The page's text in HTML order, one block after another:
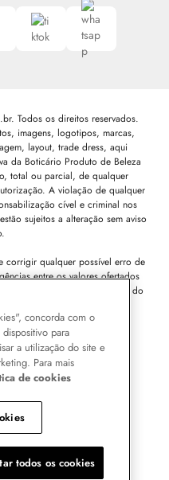
Todos os direitos reservados.
imagens, logotipos, marcas,
layout, trade dress, aqui
da Boticário Produto de Beleza
total ou parcial, de qualquer
A violação de qualquer
cível e criminal nos
sujeitos a alteração sem aviso
corrigir qualquer possível erro de
entre os valores ofertados
prevalecem as informações do
11.137.051/0809-45.
concorda com o
para
a utilização do site e
Para mais
de cookies
todos os cookies